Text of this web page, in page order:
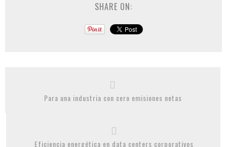
SHARE ON:
Para una industria con cero emisiones netas
Eficiencia energética en data centers corporativos